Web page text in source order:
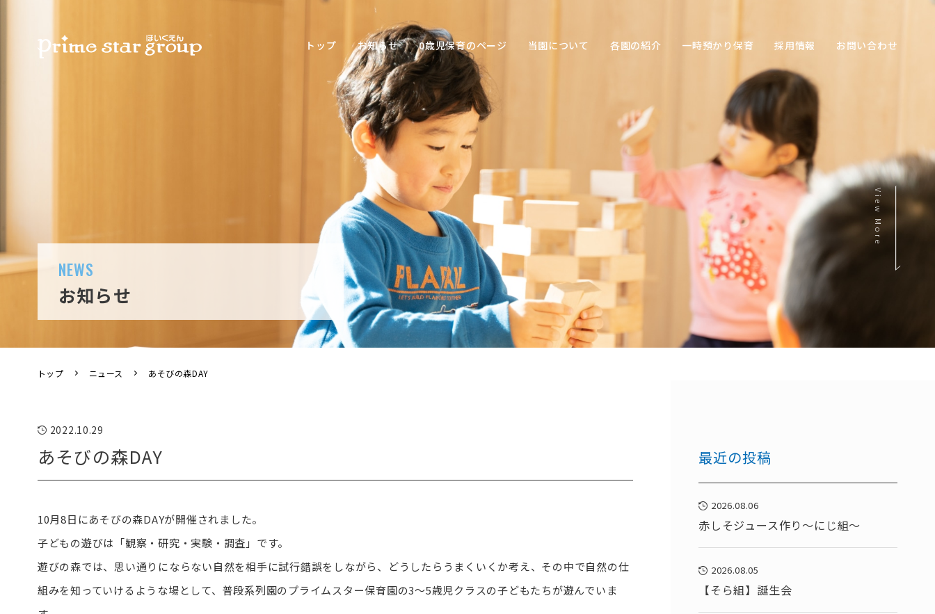
トップ お知らせ 0歳児保育のページ 当園について
環境
色
各園の紹介 一時預かり保育 採用情報 お問い合わせ
NEWS
お知らせ
View More
トップ ニュース あそびの森DAY
2022.10.29
あそびの森DAY
10月8日にあそびの森DAYが開催されました。
子どもの遊びは「観察・研究・実験・調査」です。
遊びの森では、思い通りにならない自然を相手に試行錯誤をしながら、どうしたらうまくいくか考え、その中で自然の仕
組みを知っていけるような場として、普段系列園のプライムスター保育園の3～5歳児クラスの子どもたちが遊んでいま
最近の投稿
2026.08.06
赤しそジュース作り～にじ組～
2026.08.05
【そら組】誕生会